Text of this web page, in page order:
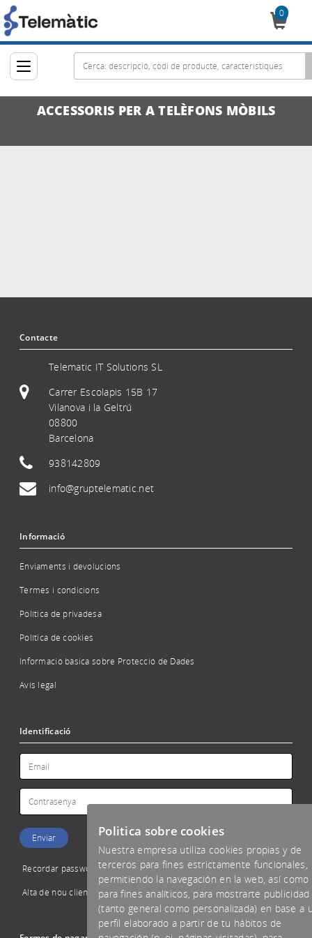
0
ACCESSORIS PER A TELÈFONS MÒBILS
Contacte
Telematic IT Solutions SL
Carrer Escolapis 15B 17
Vilanova i la Geltrú
08800
Barcelona
938142809
info@gruptelematic.net
Informació
Enviaments i devolucions
Termes i condicions
Política de privadesa
Política de cookies
Informació bàsica sobre Protecció de Dades
Avís legal
Identificació
Recordar password
Alta de nou client
Politica sobre cookies
Nuestra empresa utiliza cookies propias y de
terceros para fines estrictamente funcionales,
permitiendo la navegación en la web, así como
para fines analíticos, para mostrarte publicidad
(tanto general como personalizada) en base a
perfil elaborado a partir de tu hábitos de